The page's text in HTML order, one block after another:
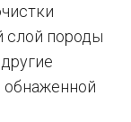
слой породы
обнаженной